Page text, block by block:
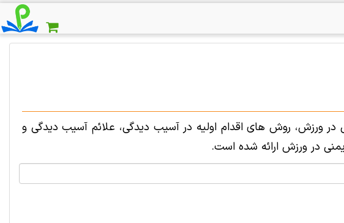
ورزش، روش های اقدام اولیه در آسیب دیدگی، علائم آسیب دیدگی و
در ورزش ارائه شده است.